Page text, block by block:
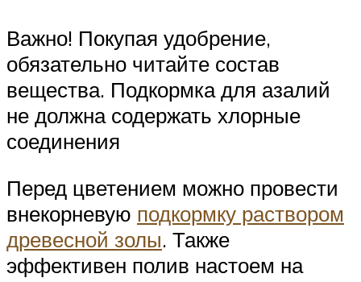
Важно! Покупая удобрение,
обязательно читайте состав
вещества. Подкормка для азалий
не должна содержать хлорные
соединения
Перед цветением можно провести
внекорневую подкормку раствором
древесной золы. Также
эффективен полив настоем на